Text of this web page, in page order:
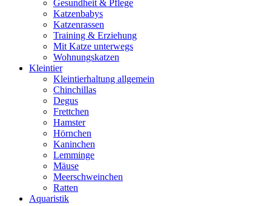
Gesundheit & Pflege
Katzenbabys
Katzenrassen
Training & Erziehung
Mit Katze unterwegs
Wohnungskatzen
Kleintier
Kleintierhaltung allgemein
Chinchillas
Degus
Frettchen
Hamster
Hörnchen
Kaninchen
Lemminge
Mäuse
Meerschweinchen
Ratten
Aquaristik